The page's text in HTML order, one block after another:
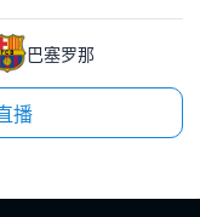
巴塞罗那
播